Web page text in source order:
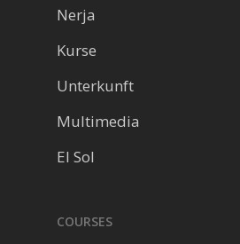
Nerja
Kurse
Unterkunft
Multimedia
El Sol
COURSES